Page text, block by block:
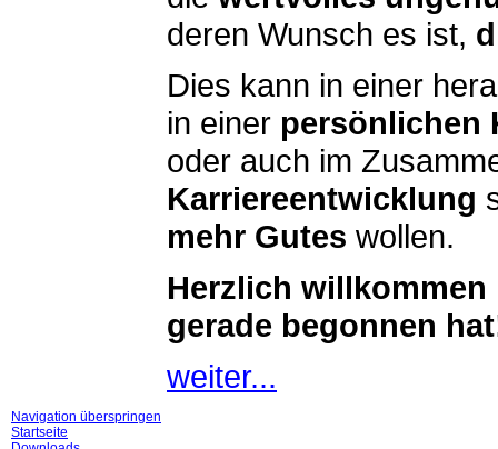
deren Wunsch es ist,
Dies kann in einer
in einer persönlichen
oder auch im
Karriereentwicklung
mehr Gutes wollen.
Herzlich
gerade begonnen
weiter...
Navigation überspringen
Startseite